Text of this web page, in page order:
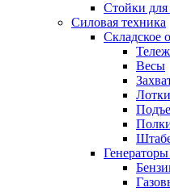
Стойки для
Силовая техника
Складское
Весы